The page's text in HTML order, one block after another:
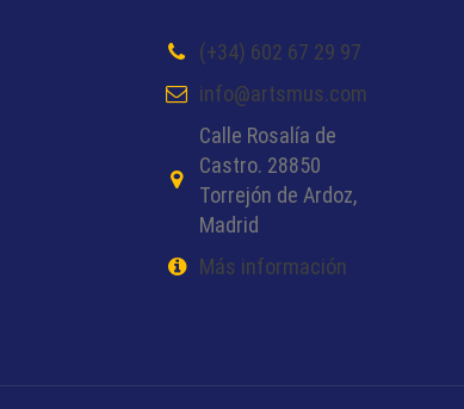
(+34) 602 67 29 97
info@artsmus.com
Calle Rosalía de
Castro. 28850
Torrejón de Ardoz,
Madrid
Más información